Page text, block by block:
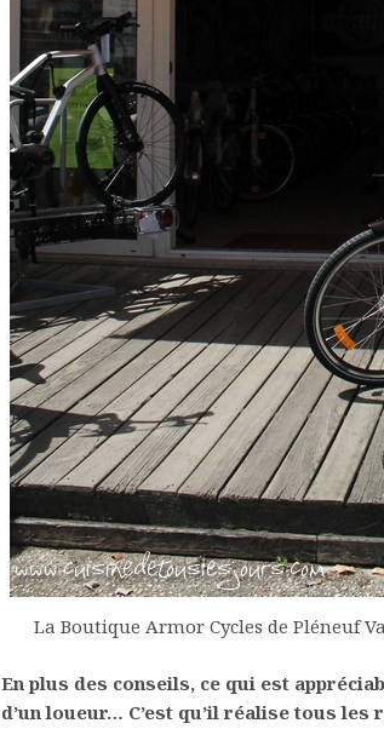
La Boutique Armor Cycles de Pléneuf
En plus des conseils, ce qui est
d’un loueur… C’est qu’il réalise tous les